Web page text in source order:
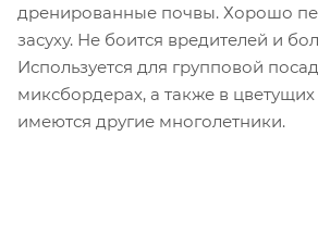
дренированные почвы. Хорошо
засуху. Не боится вредителей и
Используется для групповой
миксбордерах, а также в цветущих
имеются другие многолетники.